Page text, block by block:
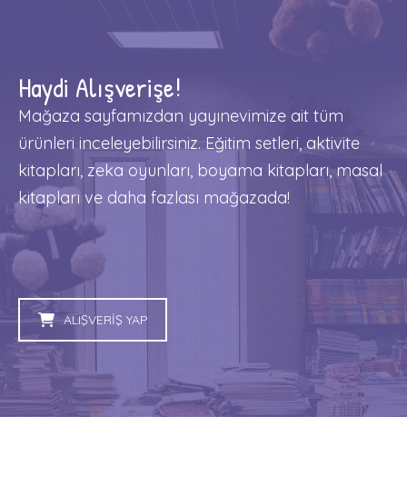
Haydi Alışverişe!
Mağaza sayfamızdan yayınevimize ait tüm
ürünleri inceleyebilirsiniz. Eğitim setleri, aktivite
kitapları, zeka oyunları, boyama kitapları, masal
kitapları ve daha fazlası mağazada!
ALIŞVERİŞ YAP